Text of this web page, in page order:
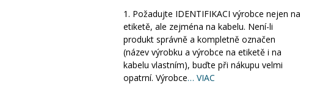
1. Požadujte IDENTIFIKACI výrobce nejen na
etiketě, ale zejména na kabelu. Není-li
produkt správně a kompletně označen
(název výrobku a výrobce na etiketě i na
kabelu vlastním), buďte při nákupu velmi
opatrní. Výrobce… VIAC